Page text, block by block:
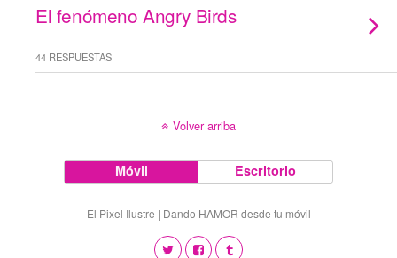
El fenómeno Angry Birds
44 RESPUESTAS
Volver arriba
Móvil Escritorio
El Pixel Ilustre | Dando HAMOR desde tu móvil